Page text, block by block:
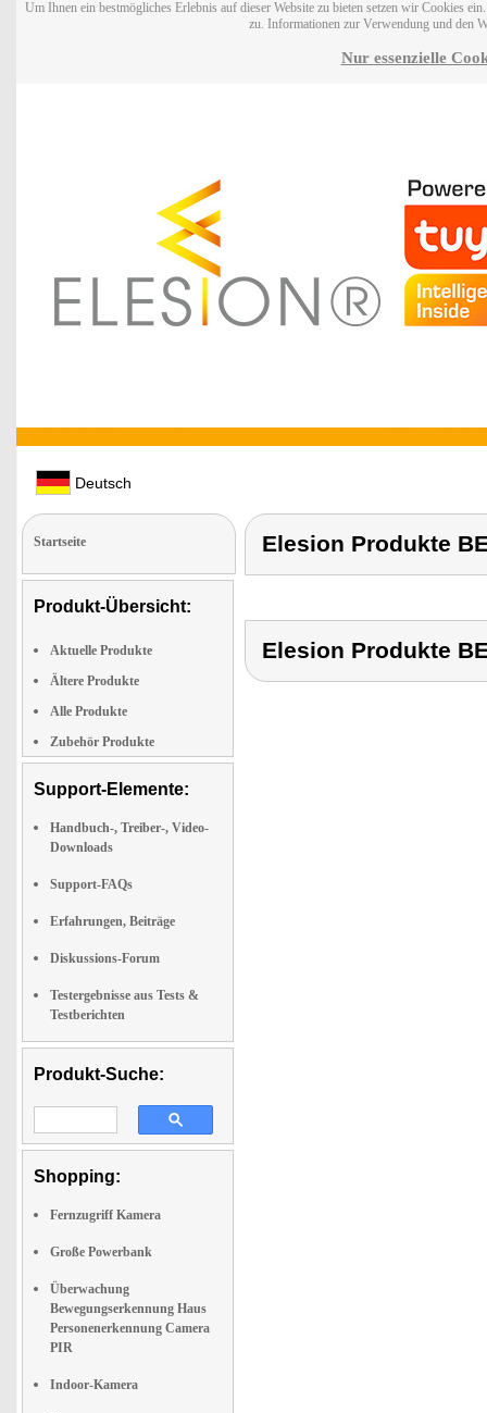
Um Ihnen ein bestmögliches Erlebnis auf dieser Website zu bieten setzen wir Cookies
zu. Informationen zur Verwendung und den
Nur essenzielle
Deutsch
Startseite
Produkt-Übersicht:
Aktuelle Produkte
Ältere Produkte
Alle Produkte
Zubehör Produkte
Support-Elemente:
Handbuch-, Treiber-, Video-
Downloads
Support-FAQs
Erfahrungen, Beiträge
Diskussions-Forum
Testergebnisse aus Tests &
Testberichten
Produkt-Suche:
Shopping:
Fernzugriff Kamera
Große Powerbank
Überwachung
Bewegungserkennung Haus
Personenerkennung Camera
PIR
Indoor-Kamera
Elesion Produkte
Elesion Produkte